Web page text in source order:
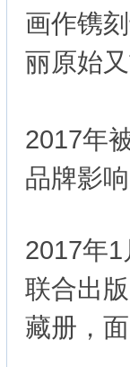
画作镌
丽原始
2017年
品牌影
2017年
联合出
藏册，